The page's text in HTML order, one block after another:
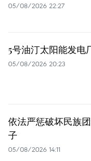
05/08/2026 22:27
5号油汀太阳能发电
05/08/2026 20:23
依法严惩破坏民族
子
05/08/2026 14:11